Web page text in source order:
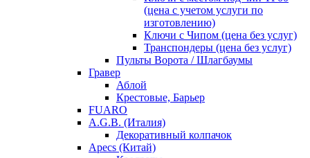
(цена с учетом услуги по
изготовлению)
Ключи с Чипом (цена без услуг)
Транспондеры (цена без услуг)
Пульты Ворота / Шлагбаумы
Гравер
Аблой
Крестовые, Барьер
FUARO
A.G.B. (Италия)
Декоративный колпачок
Apecs (Китай)